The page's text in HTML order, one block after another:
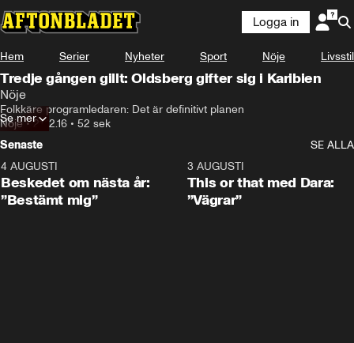
Logga in
Hem Serier Nyheter Sport Nöje Livsstil
Tredje gången gillt: Oldsberg gifter sig i Karibien
Nöje
Folkkäre programledaren: Det är definitivt planen
Nöje•21.12.16 • 52 sek
Se mer
Senaste
SE ALLA
4 AUGUSTI
Beskedet om nästa år:
”Bestämt mig”
3 AUGUSTI
This or that med Dara:
”Vägrar”